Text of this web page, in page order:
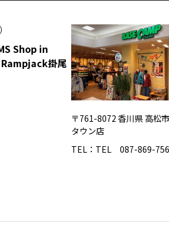
Shop in
掛尾
〒761-8072 香川県 高松
タウン店
TEL：TEL 087-869-